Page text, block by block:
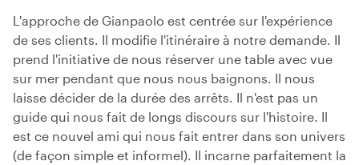
L'approche de Gianpaolo est centrée sur l'expérience
de ses clients. Il modifie l'itinéraire à notre demande. Il
prend l'initiative de nous réserver une table avec vue
sur mer pendant que nous nous baignons. Il nous
laisse décider de la durée des arrêts. Il n'est pas un
guide qui nous fait de longs discours sur l'histoire. Il
est ce nouvel ami qui nous fait entrer dans son univers
(de façon simple et informel). Il incarne parfaitement la